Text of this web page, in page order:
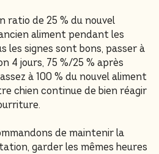
ratio de 25 % du nouvel
aliment pendant les
les signes sont bons, passer à
4 jours, 75 %/25 % après
à 100 % du nouvel aliment
chien continue de bien réagir
de maintenir la
garder les mêmes heures